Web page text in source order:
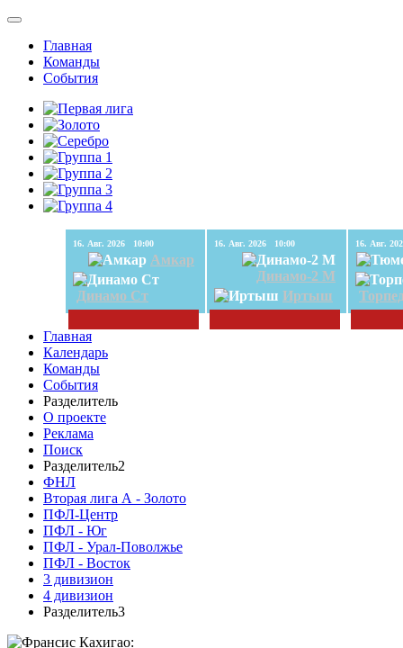
Главная
Команды
События
16. Авг. 2026 10:00
Амкар
Динамо Ст
16. Авг. 2026 10:00
Динамо-2 М
Иртыш
Главная
Календарь
Команды
События
Разделитель
О проекте
Реклама
Поиск
Разделитель2
ФНЛ
Вторая лига А - Золото
ПФЛ-Центр
ПФЛ - Юг
ПФЛ - Урал-Поволжье
ПФЛ - Восток
3 дивизион
4 дивизион
Разделитель3